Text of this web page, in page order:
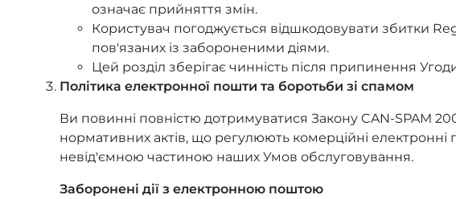
означає прийняття змін.
Користувач погоджується відшкодовувати збитки
пов'язаних із забороненими діями.
Цей розділ зберігає чинність після припинення
Політика електронної пошти та боротьби зі спамом
Ви повинні повністю дотримуватися Закону CAN-SPAM
нормативних актів, що регулюють комерційні електронні
невід'ємною частиною наших Умов обслуговування.
Заборонені дії з електронною поштою